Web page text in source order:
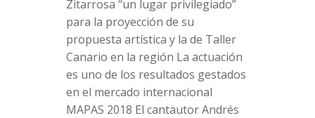
Zitarrosa “un lugar privilegiado”
para la proyección de su
propuesta artística y la de Taller
Canario en la región La actuación
es uno de los resultados gestados
en el mercado internacional
MAPAS 2018 El cantautor Andrés